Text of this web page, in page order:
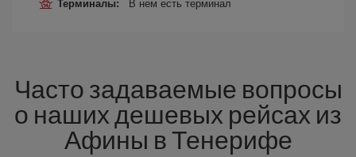
Терминалы: В нем есть терминал
Часто задаваемые вопросы
о наших дешевых рейсах из
Афины в Тенерифе